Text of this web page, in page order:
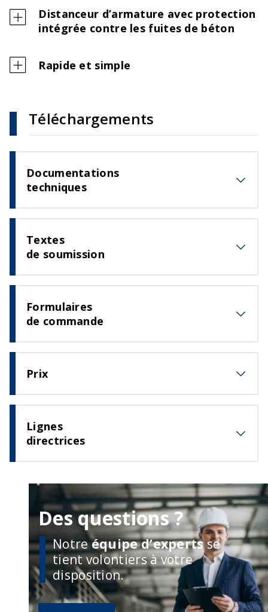
Distanceur d’armature avec protection
intégrée contre les fuites de béton
Rapide et simple
Téléchargements
Documentations
techniques
Textes
de soumission
Formulaires
de commande
Prix
Lignes
directrices
Des questions ?
Notreéquipe d’expertsse
tient volontiers à votre
disposition.